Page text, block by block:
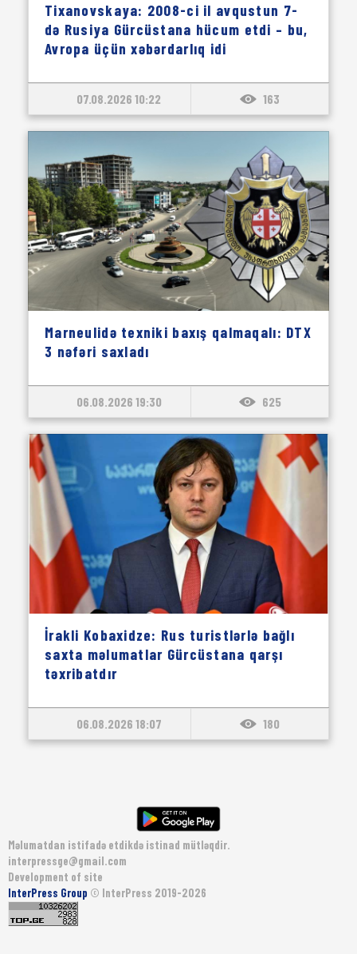
Tixanovskaya: 2008-ci il avqustun 7-
də Rusiya Gürcüstana hücum etdi – bu,
Avropa üçün xəbərdarlıq idi
07.08.2026 10:22 163
Marneulidə texniki baxış qalmaqalı: DTX
3 nəfəri saxladı
06.08.2026 19:30 625
İrakli Kobaxidze: Rus turistlərlə bağlı
saxta məlumatlar Gürcüstana qarşı
təxribatdır
06.08.2026 18:07 180
Məlumatdan istifadə etdikdə istinad mütləqdir.
interpressge@gmail.com
Development of site
InterPress Group © InterPress 2019-2026